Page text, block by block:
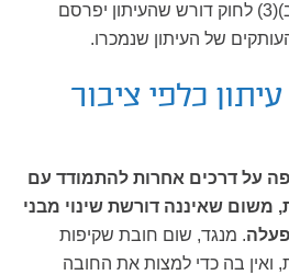
בהן. נוסף על כך, סעיף 2(ב)(3) לחוק דורש שהעיתון יפרסם
של העיתון שנמכרו.
כלפי ציבור
על דרכים אחרות להתמודד עם
משום שאיננה דורשת שינוי מבני
. מנגד, שום חובת שקיפות
ואין בה כדי למצות את החובה